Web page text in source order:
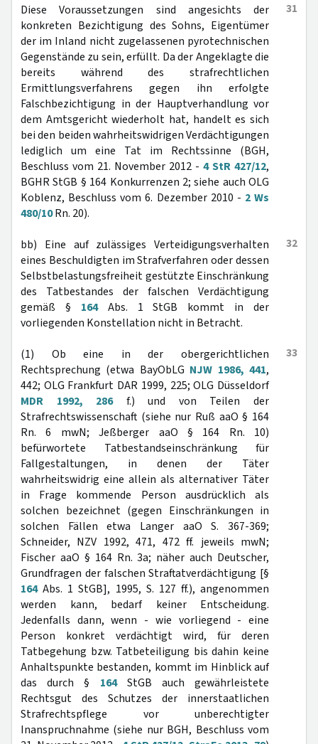
31
Diese Voraussetzungen sind angesichts der
konkreten Bezichtigung des Sohns, Eigentümer
der im Inland nicht zugelassenen pyrotechnischen
Gegenstände zu sein, erfüllt. Da der Angeklagte die
bereits während des strafrechtlichen
Ermittlungsverfahrens gegen ihn erfolgte
Falschbezichtigung in der Hauptverhandlung vor
dem Amtsgericht wiederholt hat, handelt es sich
bei den beiden wahrheitswidrigen Verdächtigungen
lediglich um eine Tat im Rechtssinne (BGH,
Beschluss vom 21. November 2012 - 4 StR 427/12,
BGHR StGB § 164 Konkurrenzen 2; siehe auch OLG
Koblenz, Beschluss vom 6. Dezember 2010 - 2 Ws
480/10Rn. 20).
32
bb) Eine auf zulässiges Verteidigungsverhalten
eines Beschuldigten im Strafverfahren oder dessen
Selbstbelastungsfreiheit gestützte Einschränkung
des Tatbestandes der falschen Verdächtigung
gemäß § 164Abs. 1 StGB kommt in der
vorliegenden Konstellation nicht in Betracht.
33
(1) Ob eine in der obergerichtlichen
Rechtsprechung (etwa BayObLG NJW 1986, 441,
442; OLG Frankfurt DAR 1999, 225; OLG Düsseldorf
MDR 1992, 286f.) und von Teilen der
Strafrechtswissenschaft (siehe nur Ruß aaO § 164
Rn. 6 mwN; Jeßberger aaO § 164 Rn. 10)
befürwortete Tatbestandseinschränkung für
Fallgestaltungen, in denen der Täter
wahrheitswidrig eine allein als alternativer Täter
in Frage kommende Person ausdrücklich als
solchen bezeichnet (gegen Einschränkungen in
solchen Fällen etwa Langer aaO S. 367-369;
Schneider, NZV 1992, 471, 472 ff. jeweils mwN;
Fischer aaO § 164 Rn. 3a; näher auch Deutscher,
Grundfragen der falschen Straftatverdächtigung [§
164Abs. 1 StGB], 1995, S. 127 ff.), angenommen
werden kann, bedarf keiner Entscheidung.
Jedenfalls dann, wenn - wie vorliegend - eine
Person konkret verdächtigt wird, für deren
Tatbegehung bzw. Tatbeteiligung bis dahin keine
Anhaltspunkte bestanden, kommt im Hinblick auf
das durch § 164StGB auch gewährleistete
Rechtsgut des Schutzes der innerstaatlichen
Strafrechtspflege vor unberechtigter
Inanspruchnahme (siehe nur BGH, Beschluss vom